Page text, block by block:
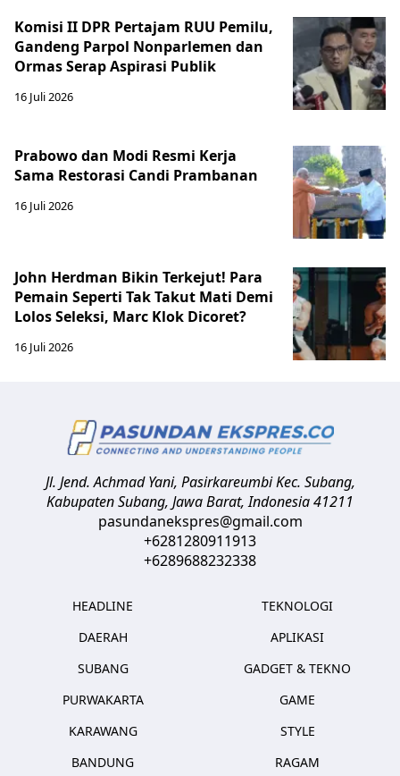
Komisi II DPR Pertajam RUU Pemilu,
Gandeng Parpol Nonparlemen dan
Ormas Serap Aspirasi Publik
16 Juli 2026
Prabowo dan Modi Resmi Kerja
Sama Restorasi Candi Prambanan
16 Juli 2026
John Herdman Bikin Terkejut! Para
Pemain Seperti Tak Takut Mati Demi
Lolos Seleksi, Marc Klok Dicoret?
16 Juli 2026
Jl. Jend. Achmad Yani, Pasirkareumbi Kec. Subang,
Kabupaten Subang, Jawa Barat,Indonesia41211
pasundanekspres@gmail.com
+6281280911913
+6289688232338
HEADLINE
DAERAH
SUBANG
PURWAKARTA
KARAWANG
BANDUNG
TEKNOLOGI
APLIKASI
GADGET & TEKNO
GAME
STYLE
RAGAM